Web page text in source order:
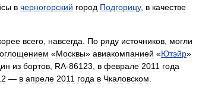
в черногорский город Подгорицу, в качестве
всего навсегда По ряду источников могли
«Москвы» авиакомпанией «Ютэйр»
из бортов RA-86123 в феврале 2011 года
— в апреле 2011 года в Чкаловском